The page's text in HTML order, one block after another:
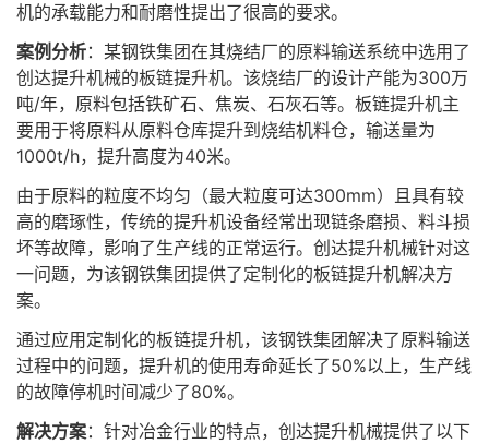
机的承载能力和耐磨性提出了很高的要求。
案例分析：某钢铁集团在其烧结厂的原料输送系统中选用了
创达提升机械的板链提升机。该烧结厂的设计产能为300万
吨/年，原料包括铁矿石、焦炭、石灰石等。板链提升机主
要用于将原料从原料仓库提升到烧结机料仓，输送量为
1000t/h，提升高度为40米。
由于原料的粒度不均匀（最大粒度可达300mm）且具有较
高的磨琢性，传统的提升机设备经常出现链条磨损、料斗损
坏等故障，影响了生产线的正常运行。创达提升机械针对这
一问题，为该钢铁集团提供了定制化的板链提升机解决方
案。
通过应用定制化的板链提升机，该钢铁集团解决了原料输送
过程中的问题，提升机的使用寿命延长了50%以上，生产线
的故障停机时间减少了80%。
解决方案：针对冶金行业的特点，创达提升机械提供了以下